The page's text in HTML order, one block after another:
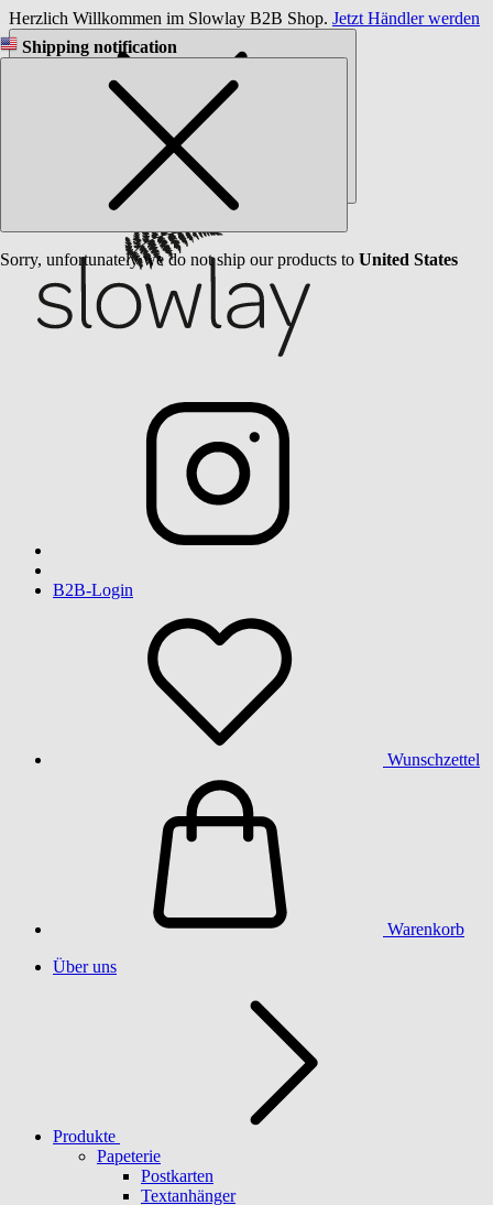
Shipping notification
Sorry, unfortunately we do not ship our products to United States
Herzlich Willkommen im Slowlay B2B Shop. Jetzt Händler werden
B2B-Login
Wunschzettel
Warenkorb
Über uns
Produkte
Papeterie
Postkarten
Textanhänger